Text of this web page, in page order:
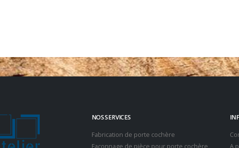
NOS SERVICES
Fabrication de porte cochère
Façonnage de pièce pour porte cochère
A